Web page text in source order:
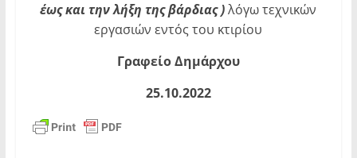
έως και την λήξη της βάρδιας )λόγω τεχνικών
εργασιών εντός του κτιρίου
Γραφείο Δημάρχου
25.10.2022